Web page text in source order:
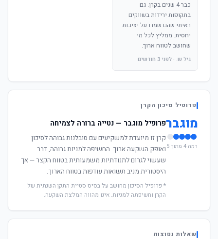
כבר 4 שנים בקרן. גם
בתקופות ירידות בשווקים
ראיתי שהם שמרו על יציבות
יחסית. ממליץ לכל מי
שחושב לטווח ארוך.
גיל ש. · לפני 3 חודשים
פרופיל סיכון הקרן
מוגבר
רמה 4 מתוך 5
פרופיל מוגבר — נטייה ברורה לצמיחה
קרן זו מיועדת למשקיעים עם סובלנות גבוהה לסיכון
ואופק השקעה ארוך. החשיפה למניות גבוהה, דבר
שעשוי לגרום לתנודתיות משמעותית בטווח הקצר — אך
היסטורית מניב תשואות עודפות בטווח הארוך.
* פרופיל הסיכון מחושב על בסיס סטיית התקן השנתית של
הקרן וחשיפתה למניות. אינו מהווה המלצת השקעה.
שאלות נפוצות